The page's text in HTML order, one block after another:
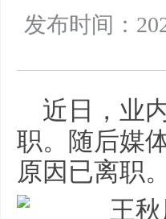
发布时间：
近日，业
职。随后媒
原因已离职。